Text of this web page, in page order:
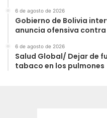
6 de agosto de 2026
Gobierno de Bolivia
anuncia ofensiva
6 de agosto de 2026
Salud Global/ Dejar de
tabaco en los pulmones